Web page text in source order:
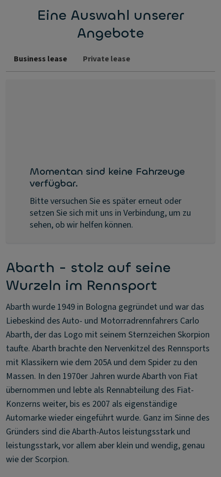
Eine Auswahl unserer
Angebote
Business lease Private lease
Momentan sind keine Fahrzeuge
verfügbar.
Bitte versuchen Sie es später erneut oder
setzen Sie sich mit uns in Verbindung, um zu
sehen, ob wir helfen können.
Abarth - stolz auf seine
Wurzeln im Rennsport
Abarth wurde 1949 in Bologna gegründet und war das
Liebeskind des Auto- und Motorradrennfahrers Carlo
Abarth, der das Logo mit seinem Sternzeichen Skorpion
taufte. Abarth brachte den Nervenkitzel des Rennsports
mit Klassikern wie dem 205A und dem Spider zu den
Massen. In den 1970er Jahren wurde Abarth von Fiat
übernommen und lebte als Rennabteilung des Fiat-
Konzerns weiter, bis es 2007 als eigenständige
Automarke wieder eingeführt wurde. Ganz im Sinne des
Gründers sind die Abarth-Autos leistungsstark und
leistungsstark, vor allem aber klein und wendig, genau
wie der Scorpion.